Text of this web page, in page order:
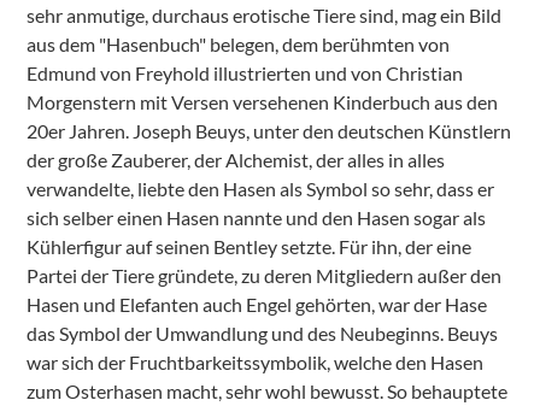
sehr anmutige, durchaus erotische Tiere sind, mag ein Bild
aus dem "Hasenbuch" belegen, dem berühmten von
Edmund von Freyhold illustrierten und von Christian
Morgenstern mit Versen versehenen Kinderbuch aus den
20er Jahren. Joseph Beuys, unter den deutschen Künstlern
der große Zauberer, der Alchemist, der alles in alles
verwandelte, liebte den Hasen als Symbol so sehr, dass er
sich selber einen Hasen nannte und den Hasen sogar als
Kühlerfigur auf seinen Bentley setzte. Für ihn, der eine
Partei der Tiere gründete, zu deren Mitgliedern außer den
Hasen und Elefanten auch Engel gehörten, war der Hase
das Symbol der Umwandlung und des Neubeginns. Beuys
war sich der Fruchtbarkeitssymbolik, welche den Hasen
zum Osterhasen macht, sehr wohl bewusst. So behauptete